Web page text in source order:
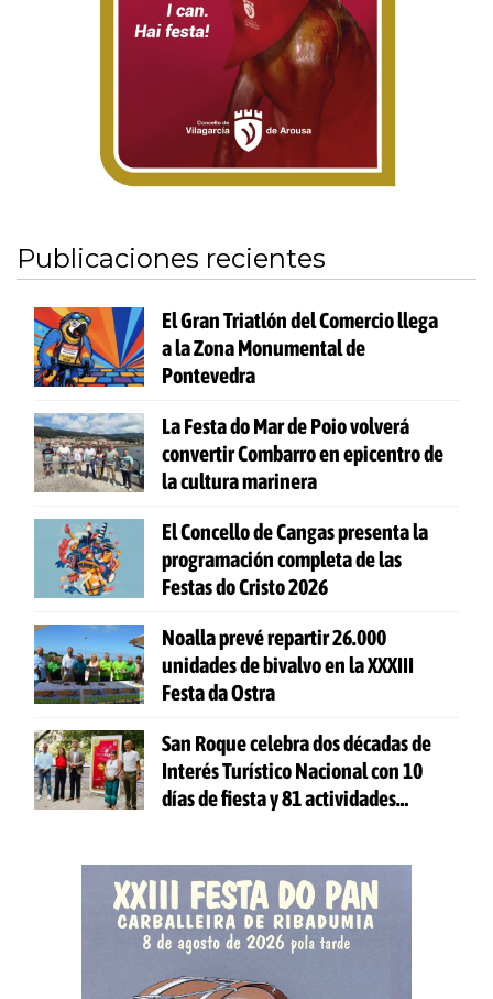
Publicaciones recientes
El Gran Triatlón del Comercio llega
a la Zona Monumental de
Pontevedra
La Festa do Mar de Poio volverá
convertir Combarro en epicentro de
la cultura marinera
El Concello de Cangas presenta la
programación completa de las
Festas do Cristo 2026
Noalla prevé repartir 26.000
unidades de bivalvo en la XXXIII
Festa da Ostra
San Roque celebra dos décadas de
Interés Turístico Nacional con 10
días de fiesta y 81 actividades